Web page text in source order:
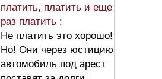
платить, платить и еще
раз платить :
Не платить это хорошо!
Но! Они через юстицию
автомобиль под арест